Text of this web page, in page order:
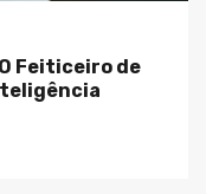
Feiticeiro de